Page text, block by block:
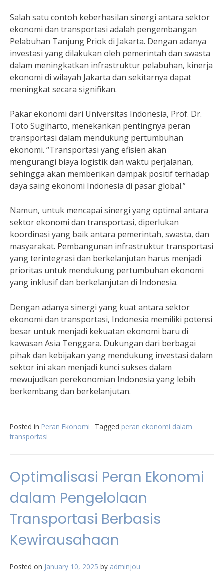
Salah satu contoh keberhasilan sinergi antara sektor
ekonomi dan transportasi adalah pengembangan
Pelabuhan Tanjung Priok di Jakarta. Dengan adanya
investasi yang dilakukan oleh pemerintah dan swasta
dalam meningkatkan infrastruktur pelabuhan, kinerja
ekonomi di wilayah Jakarta dan sekitarnya dapat
meningkat secara signifikan.
Pakar ekonomi dari Universitas Indonesia, Prof. Dr.
Toto Sugiharto, menekankan pentingnya peran
transportasi dalam mendukung pertumbuhan
ekonomi. “Transportasi yang efisien akan
mengurangi biaya logistik dan waktu perjalanan,
sehingga akan memberikan dampak positif terhadap
daya saing ekonomi Indonesia di pasar global.”
Namun, untuk mencapai sinergi yang optimal antara
sektor ekonomi dan transportasi, diperlukan
koordinasi yang baik antara pemerintah, swasta, dan
masyarakat. Pembangunan infrastruktur transportasi
yang terintegrasi dan berkelanjutan harus menjadi
prioritas untuk mendukung pertumbuhan ekonomi
yang inklusif dan berkelanjutan di Indonesia.
Dengan adanya sinergi yang kuat antara sektor
ekonomi dan transportasi, Indonesia memiliki potensi
besar untuk menjadi kekuatan ekonomi baru di
kawasan Asia Tenggara. Dukungan dari berbagai
pihak dan kebijakan yang mendukung investasi dalam
sektor ini akan menjadi kunci sukses dalam
mewujudkan perekonomian Indonesia yang lebih
berkembang dan berkelanjutan.
Posted in Peran Ekonomi Tagged peran ekonomi dalam
transportasi
Optimalisasi Peran Ekonomi
dalam Pengelolaan
Transportasi Berbasis
Kewirausahaan
Posted on January 10, 2025 by adminjou